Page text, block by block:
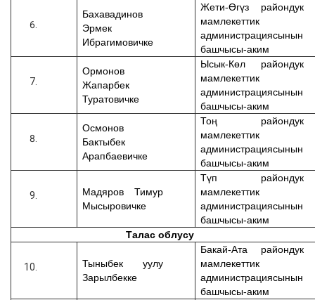
Бахавадинов
Эрмек
Ибрагимовичке
Жети-Өгүз райондук
мамлекеттик
администрациясынын
башчысы-аким
Ормонов
Жапарбек
Туратовичке
Ысык-Көл райондук
мамлекеттик
администрациясынын
башчысы-аким
Осмонов
Бактыбек
Арапбаевичке
Тоң райондук
мамлекеттик
администрациясынын
башчысы-аким
Мадяров Тимур
Мысыровичке
Түп райондук
мамлекеттик
администрациясынын
башчысы-аким
Талас облусу
Тыныбек уулу
Зарылбекке
Бакай-Ата райондук
мамлекеттик
администрациясынын
башчысы-аким